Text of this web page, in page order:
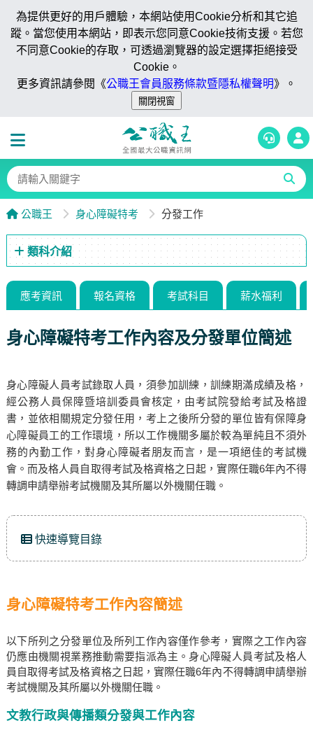
為提供更好的用戶體驗，本網站使用Cookie分析和其它追
蹤。當您使用本網站，即表示您同意Cookie技術支援。若您
不同意Cookie的存取，可透過瀏覽器的設定選擇拒絕接受
Cookie。
更多資訊請參閱《公職王會員服務條款暨隱私權聲明》。
公職王 身心障礙特考 分發工作
類科介紹
應考資訊 報名資格 考試科目 薪水福利
身心障礙特考工作內容及分發單位簡述
身心障礙人員考試錄取人員，須參加訓練，訓練期滿成績及格，
經公務人員保障暨培訓委員會核定，由考試院發給考試及格證
書，並依相關規定分發任用，考上之後所分發的單位皆有保障身
心障礙員工的工作環境，所以工作機關多屬於較為單純且不須外
務的內勤工作，對身心障礙者朋友而言，是一項絕佳的考試機
會。而及格人員自取得考試及格資格之日起，實際任職6年內不得
轉調申請舉辦考試機關及其所屬以外機關任職。
快速導覽目錄
身心障礙特考工作內容簡述
以下所列之分發單位及所列工作內容僅作參考，實際之工作內容
仍應由機關視業務推動需要指派為主。身心障礙人員考試及格人
員自取得考試及格資格之日起，實際任職6年內不得轉調申請舉辦
考試機關及其所屬以外機關任職。
文教行政與傳播類分發與工作內容